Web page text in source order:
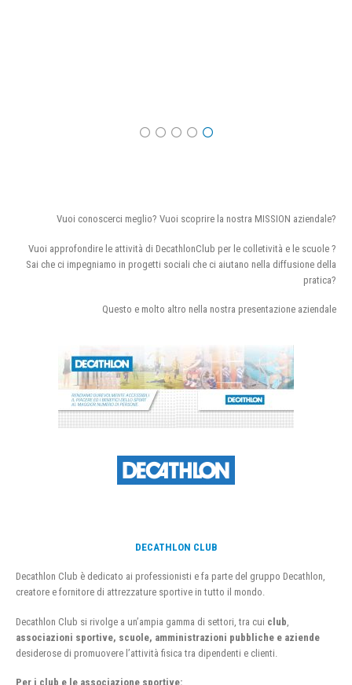
Vuoi conoscerci meglio? Vuoi scoprire la nostra MISSION aziendale?
Vuoi approfondire le attività di DecathlonClub per le colletività e le scuole ?
Sai che ci impegniamo in progetti sociali che ci aiutano nella diffusione della
pratica?
Questo e molto altro nella nostra presentazione aziendale
DECATHLON CLUB
Decathlon Club è dedicato ai professionisti e fa parte del gruppo Decathlon,
creatore e fornitore di attrezzature sportive in tutto il mondo.
Decathlon Club si rivolge a un’ampia gamma di settori, tra cui club
associazioni sportive, scuole, amministrazioni pubbliche e aziende
desiderose di promuovere l’attività fisica tra dipendenti e clienti.
Per i club e le associazione sportive: